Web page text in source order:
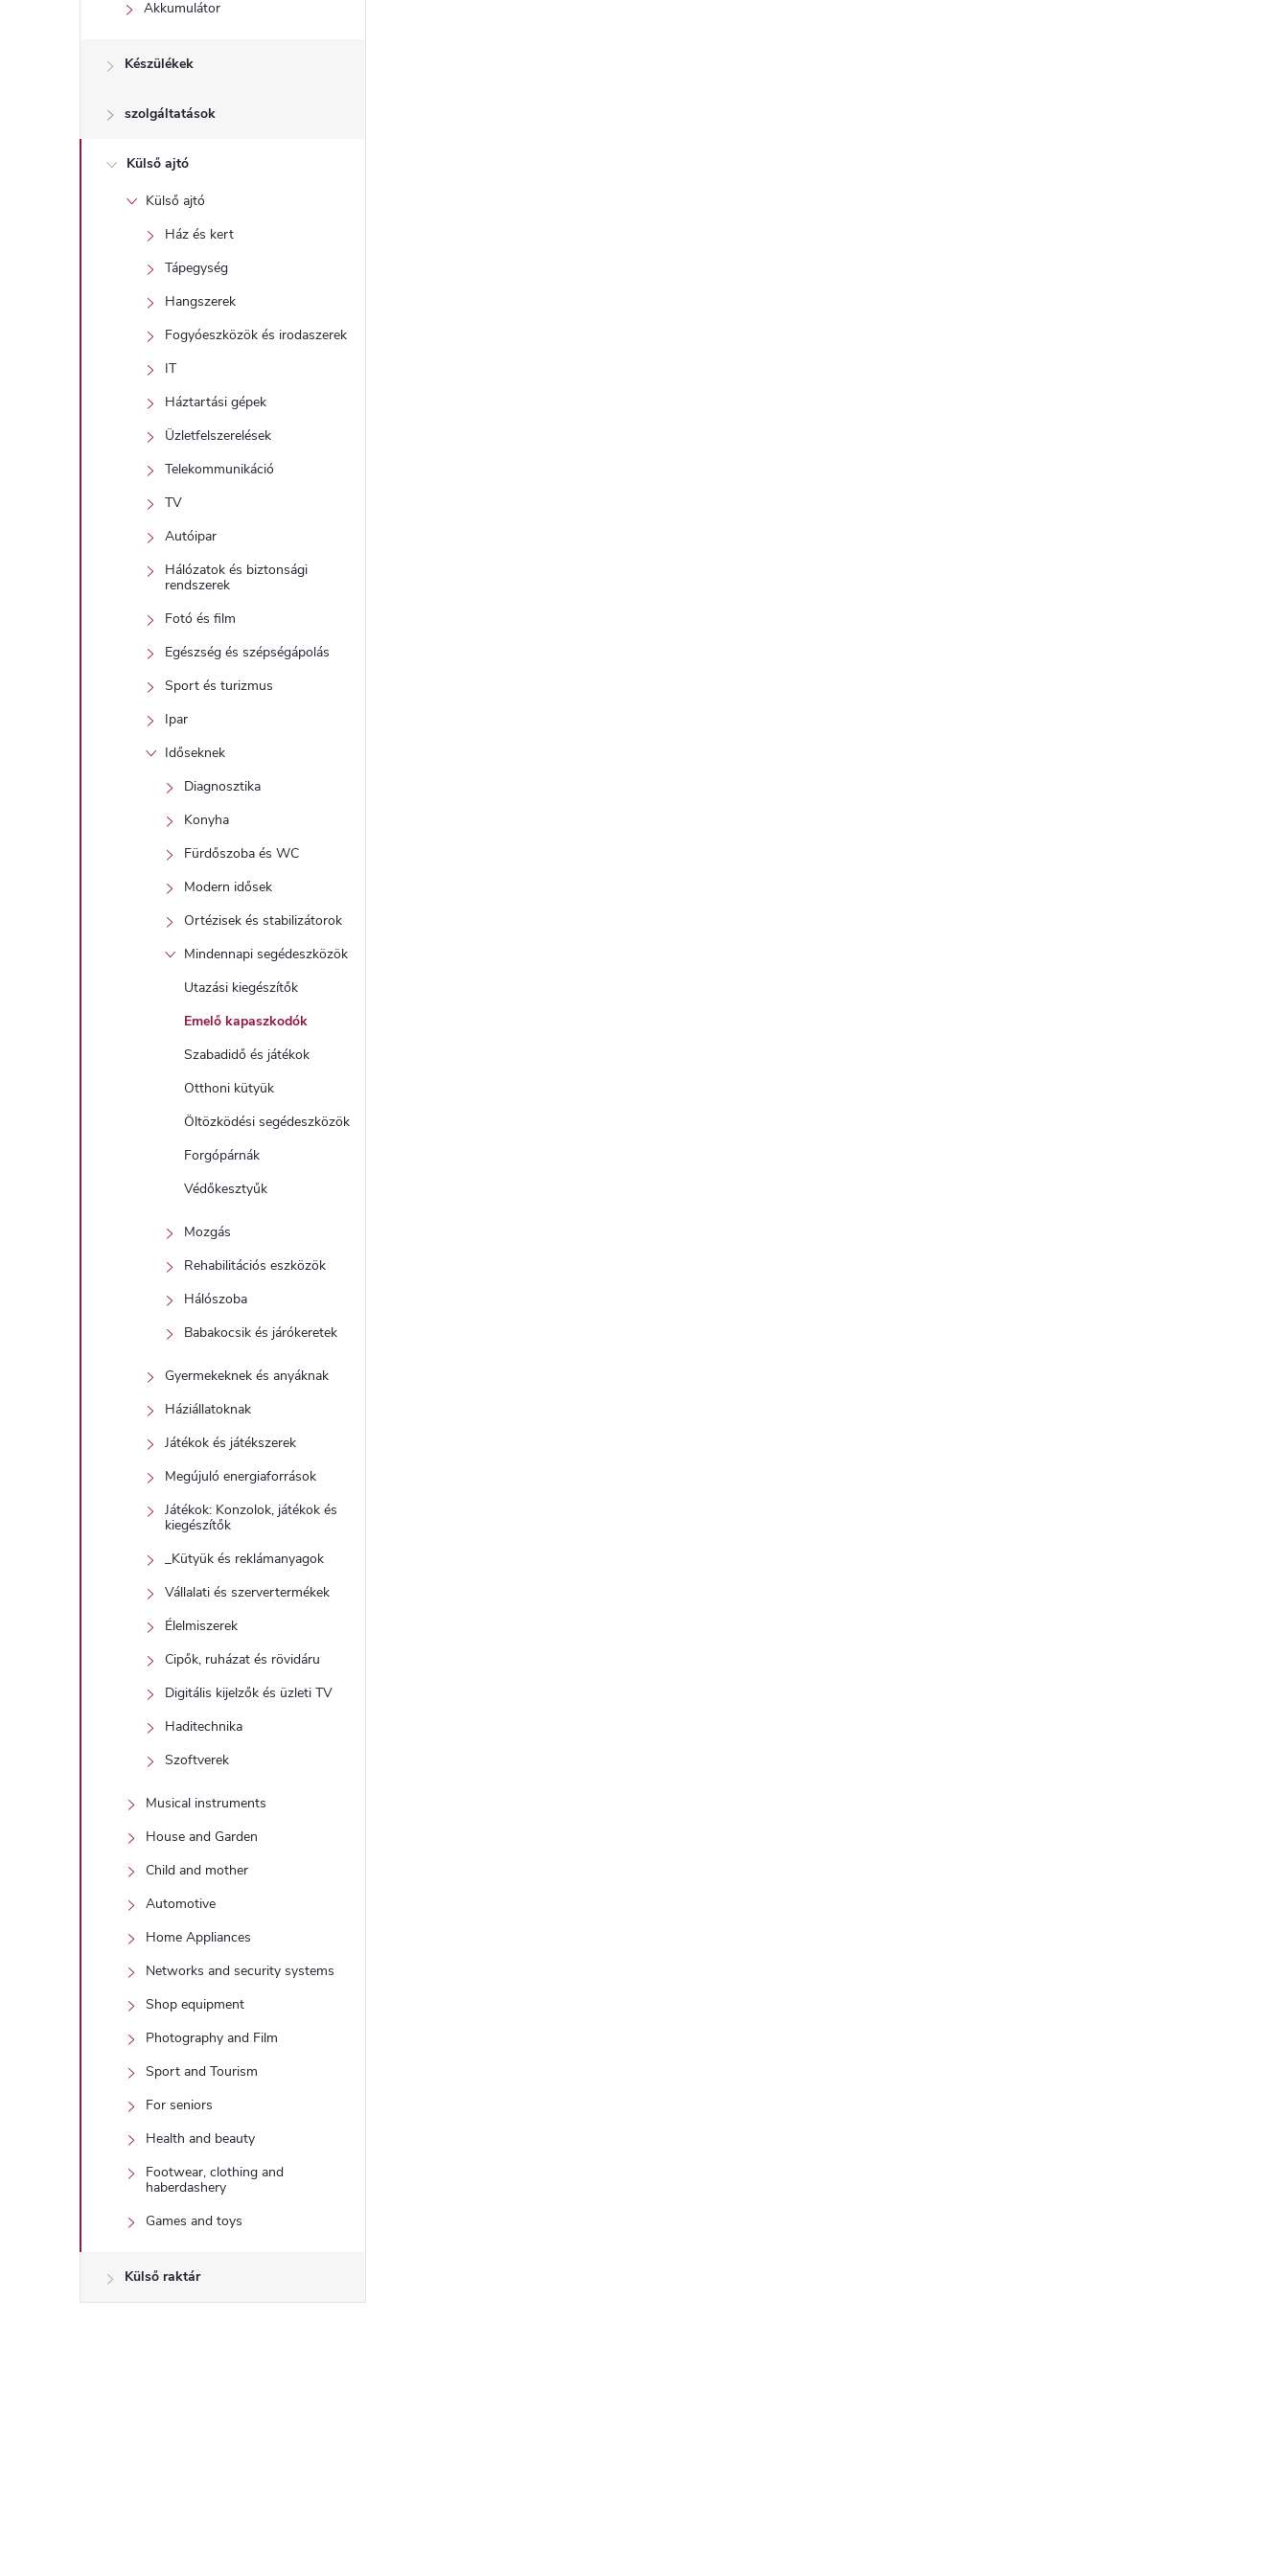
Akkumulátor
Készülékek
szolgáltatások
Külső ajtó
Külső ajtó
Ház és kert
Tápegység
Hangszerek
Fogyóeszközök és irodaszerek
IT
Háztartási gépek
Üzletfelszerelések
Telekommunikáció
TV
Autóipar
Hálózatok és biztonsági
rendszerek
Fotó és film
Egészség és szépségápolás
Sport és turizmus
Ipar
Időseknek
Diagnosztika
Konyha
Fürdőszoba és WC
Modern idősek
Ortézisek és stabilizátorok
Mindennapi segédeszközök
Utazási kiegészítők
Emelő kapaszkodók
Szabadidő és játékok
Otthoni kütyük
Öltözködési segédeszközök
Forgópárnák
Védőkesztyűk
Mozgás
Rehabilitációs eszközök
Hálószoba
Babakocsik és járókeretek
Gyermekeknek és anyáknak
Háziállatoknak
Játékok és játékszerek
Megújuló energiaforrások
Játékok: Konzolok, játékok és
kiegészítők
_Kütyük és reklámanyagok
Vállalati és szervertermékek
Élelmiszerek
Cipők, ruházat és rövidáru
Digitális kijelzők és üzleti TV
Haditechnika
Szoftverek
Musical instruments
House and Garden
Child and mother
Automotive
Home Appliances
Networks and security systems
Shop equipment
Photography and Film
Sport and Tourism
For seniors
Health and beauty
Footwear, clothing and
haberdashery
Games and toys
Külső raktár